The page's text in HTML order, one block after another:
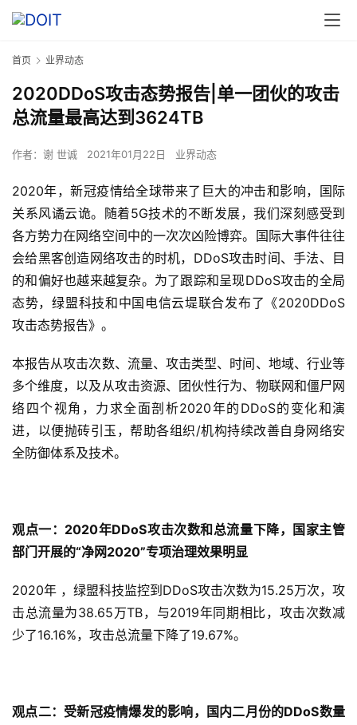
首页 业界动态
2020DDoS攻击态势报告|单一团伙的攻击
总流量最高达到3624TB
作者： 谢 世诚 2021年01月22日 业界动态
2020年，新冠疫情给全球带来了巨大的冲击和影响，国际
关系风谲云诡。随着5G技术的不断发展，我们深刻感受到
各方势力在网络空间中的一次次凶险博弈。国际大事件往往
会给黑客创造网络攻击的时机，DDoS攻击时间、手法、目
的和偏好也越来越复杂。为了跟踪和呈现DDoS攻击的全局
态势，绿盟科技和中国电信云堤联合发布了《2020DDoS
攻击态势报告》。
本报告从攻击次数、流量、攻击类型、时间、地域、行业等
多个维度，以及从攻击资源、团伙性行为、物联网和僵尸网
络四个视角，力求全面剖析2020年的DDoS的变化和演
进，以便抛砖引玉，帮助各组织/机构持续改善自身网络安
全防御体系及技术。
观点一： 2020年DDoS攻击次数和总流量下降，国家主管
部门开展的“净网2020”专项治理效果明显
2020年 ，绿盟科技监控到DDoS攻击次数为15.25万次，攻
击总流量为38.65万TB，与2019年同期相比，攻击次数减
少了16.16%，攻击总流量下降了19.67%。
观点二：受新冠疫情爆发的影响，国内二月份的DDoS数量